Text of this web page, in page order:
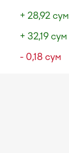
+ 28,92 сум
+ 32,19 сум
- 0,18 сум